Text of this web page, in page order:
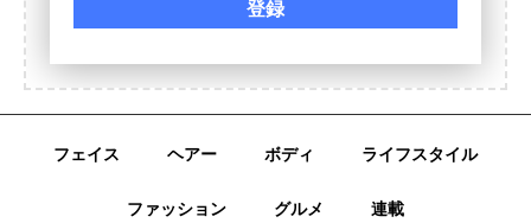
フェイス ヘアー ボディ ライフスタイル
ファッション グルメ 連載